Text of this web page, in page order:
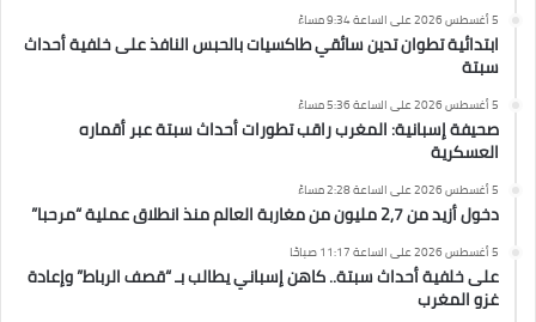
5 أغسطس 2026 على الساعة 9:34 مساءً
ابتدائية تطوان تدين سائقي طاكسيات بالحبس النافذ على خلفية أحداث
سبتة
5 أغسطس 2026 على الساعة 5:36 مساءً
صحيفة إسبانية: المغرب راقب تطورات أحداث سبتة عبر أقماره
العسكرية
5 أغسطس 2026 على الساعة 2:28 مساءً
دخول أزيد من 2,7 مليون من مغاربة العالم منذ انطلاق عملية “مرحبا”
5 أغسطس 2026 على الساعة 11:17 صباحًا
على خلفية أحداث سبتة.. كاهن إسباني يطالب بـ “قصف الرباط” وإعادة
غزو المغرب